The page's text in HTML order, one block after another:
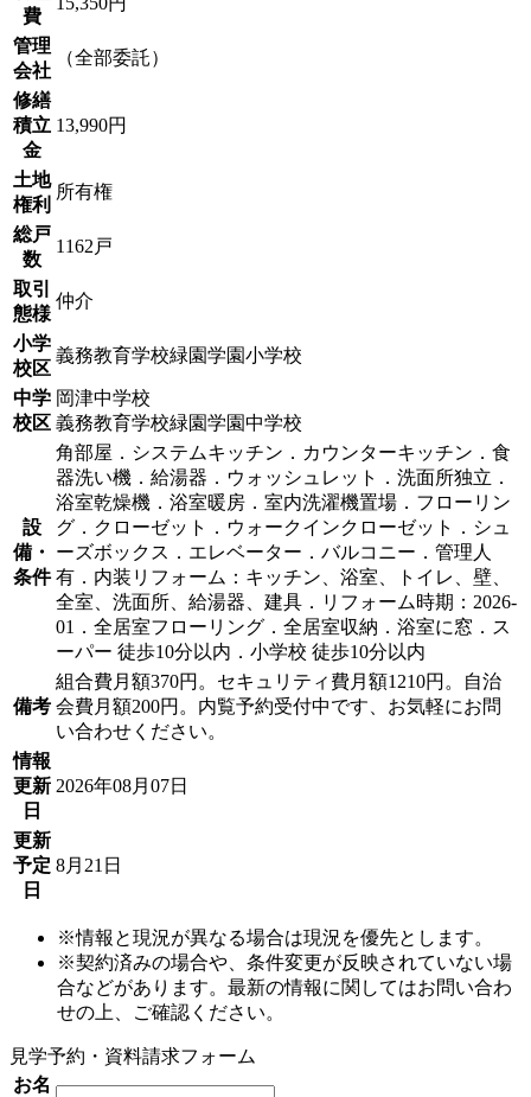
費
管理
会社
（全部委託）
修繕
積立
金
13,990円
土地
権利
所有権
総戸
数
1162戸
取引
態様
仲介
小学
校区
義務教育学校緑園学園小学校
中学
校区
岡津中学校
義務教育学校緑園学園中学校
設
備・
条件
角部屋．システムキッチン．カウンターキッチン．食
器洗い機．給湯器．ウォッシュレット．洗面所独立．
浴室乾燥機．浴室暖房．室内洗濯機置場．フローリン
グ．クローゼット．ウォークインクローゼット．シュ
ーズボックス．エレベーター．バルコニー．管理人
有．内装リフォーム：キッチン、浴室、トイレ、壁、
全室、洗面所、給湯器、建具．リフォーム時期：2026-
01．全居室フローリング．全居室収納．浴室に窓．ス
ーパー 徒歩10分以内．小学校 徒歩10分以内
備考
組合費月額370円。セキュリティ費月額1210円。自治
会費月額200円。内覧予約受付中です、お気軽にお問
い合わせください。
情報
更新
日
2026年08月07日
更新
予定
日
8月21日
※情報と現況が異なる場合は現況を優先とします。
※契約済みの場合や、条件変更が反映されていない場
合などがあります。最新の情報に関してはお問い合わ
せの上、ご確認ください。
見学予約・資料請求フォーム
お名